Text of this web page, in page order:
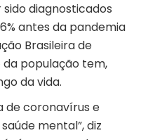
diagnosticados
antes da pandemia
Brasileira de
da população tem,
da vida.
de coronavírus e
mental”, diz